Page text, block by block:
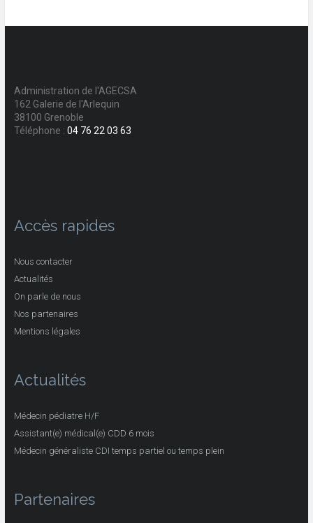
Administration de l'AGECSA
162 Galerie de l'Arlequin
38100 Grenoble
Téléphone : 04 76 22 03 63
Accès rapides
Nous contacter
Actualités
On parle de nous
Nos partenaires
Mentions légales
Actualités
Médecin pédiatre H/F
Assistant(e) médical(e) CDD 6 mois
Médecin généraliste CDI temps partiel ou temps plein
Partenaires